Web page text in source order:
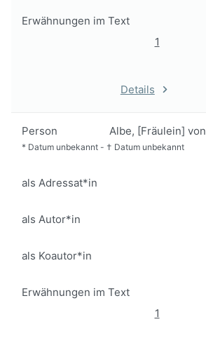
Erwähnungen im Text
1
Details
Person Albe, [Fräulein] von
* Datum unbekannt - † Datum unbekannt
als Adressat*in
als Autor*in
als Koautor*in
Erwähnungen im Text
1